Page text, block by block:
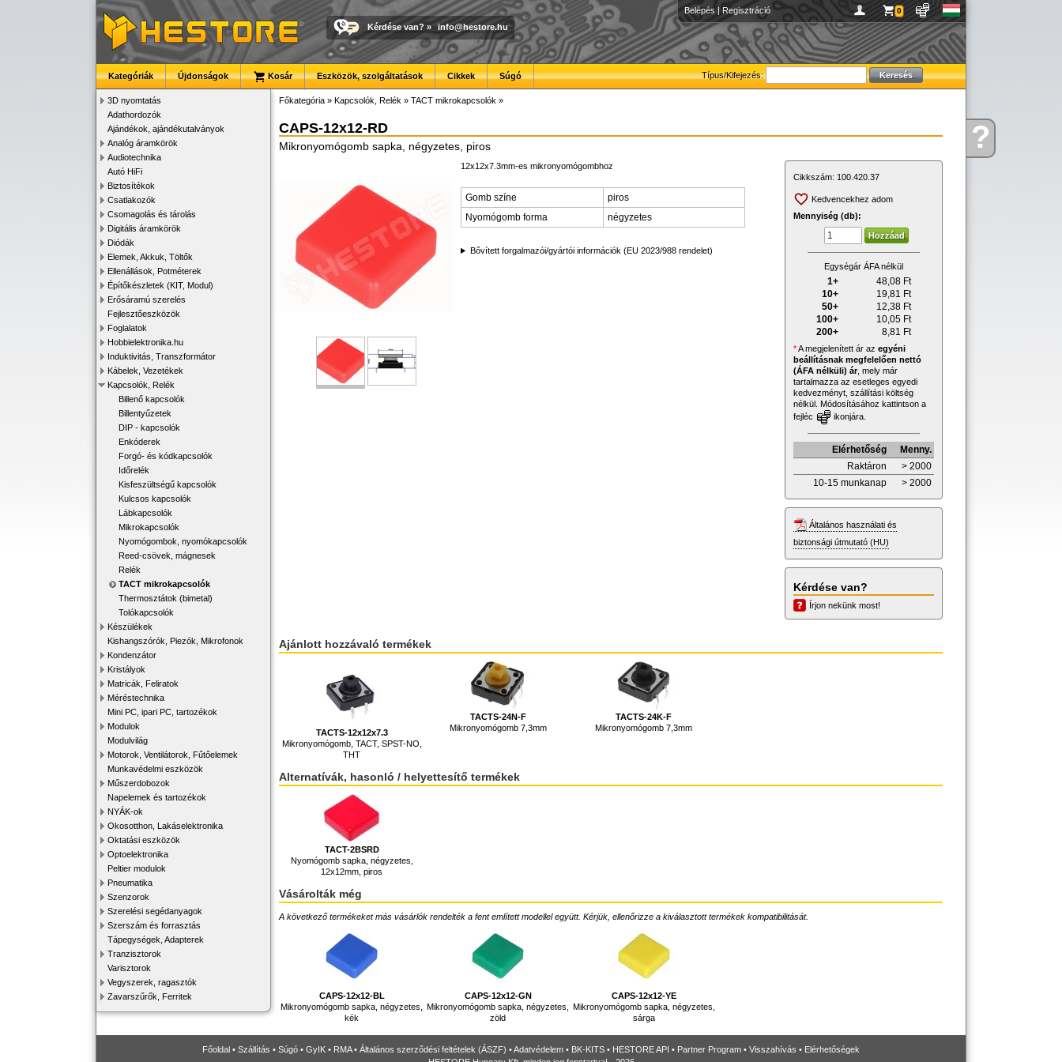
Kérdése?
Belépés | Regisztráció 0
Kérdése van? » info@hestore.hu
Típus/Kifejezés:
Kategóriák Újdonságok Kosár Eszközök, szolgáltatások Cikkek Súgó
3D nyomtatás
Adathordozók
Ajándékok, ajándékutalványok
Analóg áramkörök
Audiotechnika
Autó HiFi
Biztosítékok
Csatlakozók
Csomagolás és tárolás
Digitális áramkörök
Diódák
Elemek, Akkuk, Töltők
Ellenállások, Potméterek
Építőkészletek (KIT, Modul)
Erősáramú szerelés
Fejlesztőeszközök
Foglalatok
Hobbielektronika.hu
Induktivitás, Transzformátor
Kábelek, Vezetékek
Kapcsolók, Relék
Billenő kapcsolók
Billentyűzetek
DIP - kapcsolók
Enkóderek
Forgó- és kódkapcsolók
Időrelék
Kisfeszültségű kapcsolók
Kulcsos kapcsolók
Lábkapcsolók
Mikrokapcsolók
Nyomógombok, nyomókapcsolók
Reed-csövek, mágnesek
Relék
TACT mikrokapcsolók
Thermosztátok (bimetal)
Tolókapcsolók
Készülékek
Kishangszórók, Piezók, Mikrofonok
Kondenzátor
Kristályok
Matricák, Feliratok
Méréstechnika
Mini PC, ipari PC, tartozékok
Modulok
Modulvilág
Motorok, Ventilátorok, Fűtőelemek
Munkavédelmi eszközök
Műszerdobozok
Napelemek és tartozékok
NYÁK-ok
Okosotthon, Lakáselektronika
Oktatási eszközök
Optoelektronika
Peltier modulok
Pneumatika
Szenzorok
Szerelési segédanyagok
Szerszám és forrasztás
Tápegységek, Adapterek
Tranzisztorok
Varisztorok
Vegyszerek, ragasztók
Zavarszűrők, Ferritek
Főkategória » Kapcsolók, Relék » TACT mikrokapcsolók »
CAPS-12x12-RD
Mikronyomógomb sapka, négyzetes, piros
12x12x7.3mm-es mikronyomógombhoz
Gomb színe
piros
Nyomógomb forma
négyzetes
Bővített forgalmazói/gyártói információk (EU 2023/988 rendelet)
Cikkszám: 100.420.37
Kedvencekhez adom
Mennyiség (db):
Egységár ÁFA nélkül
1+ 48,08 Ft
10+
19,81 Ft
50+
12,38 Ft
100+
10,05 Ft
200+
8,81 Ft
*A megjelenített ár az egyéni
beállításnak megfelelően nettó
(ÁFA nélküli) ár, mely már
tartalmazza az esetleges egyedi
kedvezményt, szállítási költség
nélkül. Módosításához kattintson a
fejléc
ikonjára.
Elérhetőség
Menny.
Raktáron
> 2000
10-15 munkanap
> 2000
Általános használati és
biztonsági útmutató (HU)
Kérdése van?
Írjon nekünk most!
Ajánlott hozzávaló termékek
TACTS-12x12x7.3
Mikronyomógomb, TACT, SPST-NO,
THT
TACTS-24N-F
Mikronyomógomb 7,3mm
TACTS-24K-F
Mikronyomógomb 7,3mm
Alternatívák, hasonló / helyettesítő termékek
TACT-2BSRD
Nyomógomb sapka, négyzetes,
12x12mm, piros
Vásárolták még
A következő termékeket más vásárlók rendelték a fent említett modellel együtt. Kérjük, ellenőrizze a kiválasztott termékek kompatibilitását.
CAPS-12x12-BL
Mikronyomógomb sapka, négyzetes,
kék
CAPS-12x12-GN
Mikronyomógomb sapka, négyzetes,
zöld
CAPS-12x12-YE
Mikronyomógomb sapka, négyzetes,
sárga
Főoldal • Szállítás • Súgó • GyIK • RMA• Általános szerződési feltételek (ÁSZF) •Adatvédelem • BK-KITS • HESTORE API • Partner Program • Visszahívás • Elérhetőségek